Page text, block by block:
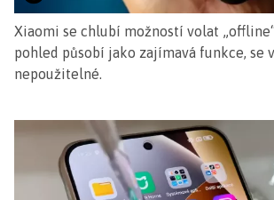
Xiaomi se chlubí možností volat
pohled působí jako zajímavá funkce, se
nepoužitelné.